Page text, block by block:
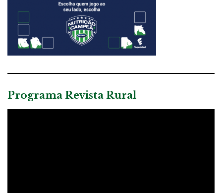
Programa Revista Rural